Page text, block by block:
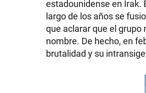
estadounidense en Irak.
largo de los años se
que aclarar que el grupo
nombre. De hecho, en
brutalidad y su